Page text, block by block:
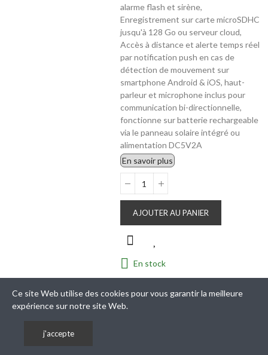
alarme flash et sirène,
Enregistrement sur carte microSDHC
jusqu'à 128 Go ou serveur cloud,
Accès à distance et alerte temps réel
par notification push en cas de
détection de mouvement sur
smartphone Android & iOS, haut-
parleur et microphone inclus pour
communication bi-directionnelle,
fonctionne sur batterie rechargeable
via le panneau solaire intégré ou
alimentation DC5V2A
En savoir plus
AJOUTER AU PANIER
En stock
Ce site Web utilise des cookies pour vous garantir la meilleure
expérience sur notre site Web.
j'accepte